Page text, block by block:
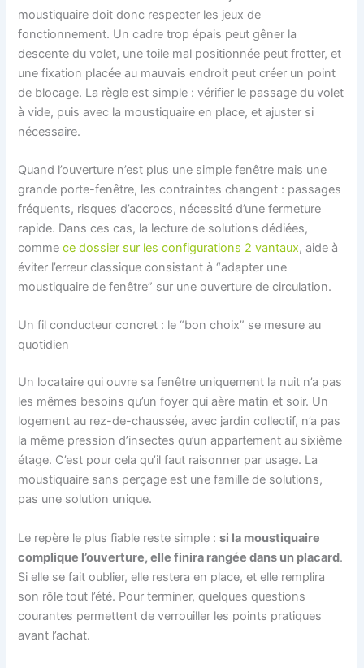
moustiquaire doit donc respecter les jeux de
fonctionnement. Un cadre trop épais peut gêner la
descente du volet, une toile mal positionnée peut frotter, et
une fixation placée au mauvais endroit peut créer un point
de blocage. La règle est simple : vérifier le passage du volet
à vide, puis avec la moustiquaire en place, et ajuster si
nécessaire.
Quand l’ouverture n’est plus une simple fenêtre mais une
grande porte-fenêtre, les contraintes changent : passages
fréquents, risques d’accrocs, nécessité d’une fermeture
rapide. Dans ces cas, la lecture de solutions dédiées,
commece dossier sur les configurations 2 vantaux, aide à
éviter l’erreur classique consistant à “adapter une
moustiquaire de fenêtre” sur une ouverture de circulation.
Un fil conducteur concret : le “bon choix” se mesure au
quotidien
Un locataire qui ouvre sa fenêtre uniquement la nuit n’a pas
les mêmes besoins qu’un foyer qui aère matin et soir. Un
logement au rez-de-chaussée, avec jardin collectif, n’a pas
la même pression d’insectes qu’un appartement au sixième
étage. C’est pour cela qu’il faut raisonner par usage. La
moustiquaire sans perçage est une famille de solutions,
pas une solution unique.
Le repère le plus fiable reste simple :si la moustiquaire
complique l’ouverture, elle finira rangée dans un placard.
Si elle se fait oublier, elle restera en place, et elle remplira
son rôle tout l’été. Pour terminer, quelques questions
courantes permettent de verrouiller les points pratiques
avant l’achat.